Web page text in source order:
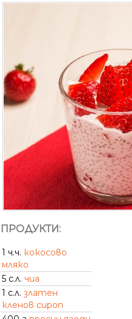
ПРОДУКТИ:
1 ч.ч. кокосово
мляко
5 с.л. чиа
1 с.л. златен
кленов сироп